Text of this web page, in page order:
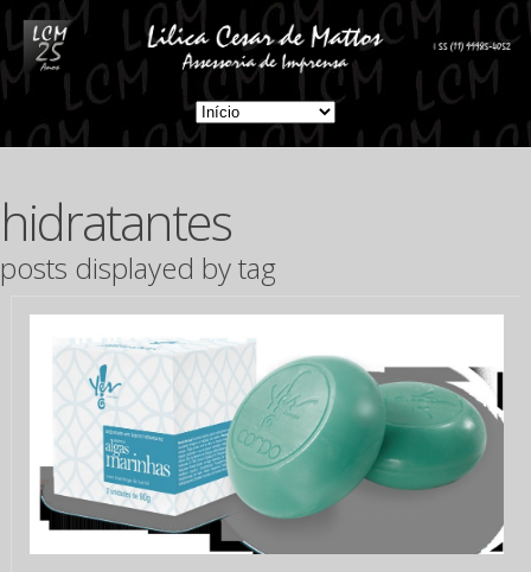
hidratantes
posts displayed by tag